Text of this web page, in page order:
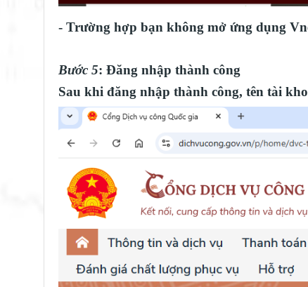
- Trường hợp bạn không mở ứng dụng
Bước 5: Đăng nhập thành công
Sau khi đăng nhập thành công, tên tài